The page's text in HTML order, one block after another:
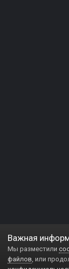
Важная
Мы разместили
файлов, или